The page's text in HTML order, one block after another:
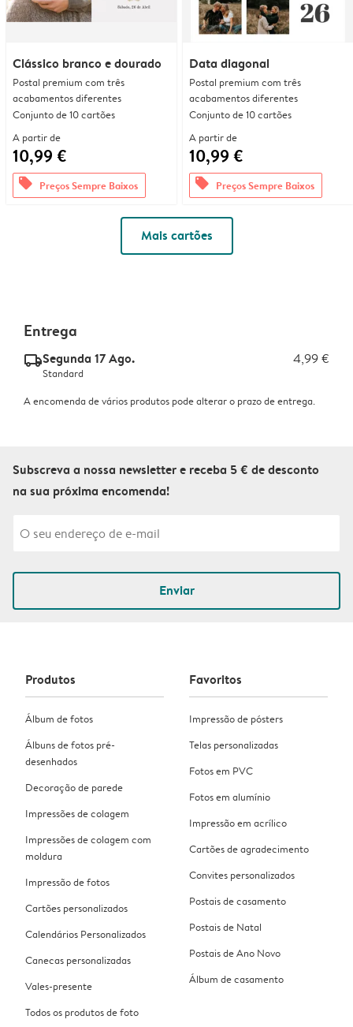
Clássico branco e dourado
Postal premium com três
acabamentos diferentes
Conjunto de 10 cartões
A partir de
10,99 €
offers Preços Sempre Baixos
Data diagonal
Postal premium com três
acabamentos diferentes
Conjunto de 10 cartões
A partir de
10,99 €
offers Preços Sempre Baixos
Mais cartões
Entrega
delivery_standard_v2Segunda 17 Ago. 4,99 €
Standard
A encomenda de vários produtos pode alterar o prazo de entrega.
Subscreva a nossa newsletter e receba 5 € de desconto
na sua próxima encomenda!
Enviar
Produtos
Álbum de fotos
Álbuns de fotos pré-
desenhados
Decoração de parede
Impressões de colagem
Impressões de colagem com
moldura
Impressão de fotos
Cartões personalizados
Calendários Personalizados
Canecas personalizadas
Vales-presente
Todos os produtos de foto
Favoritos
Impressão de pósters
Telas personalizadas
Fotos em PVC
Fotos em alumínio
Impressão em acrílico
Cartões de agradecimento
Convites personalizados
Postais de casamento
Postais de Natal
Postais de Ano Novo
Álbum de casamento